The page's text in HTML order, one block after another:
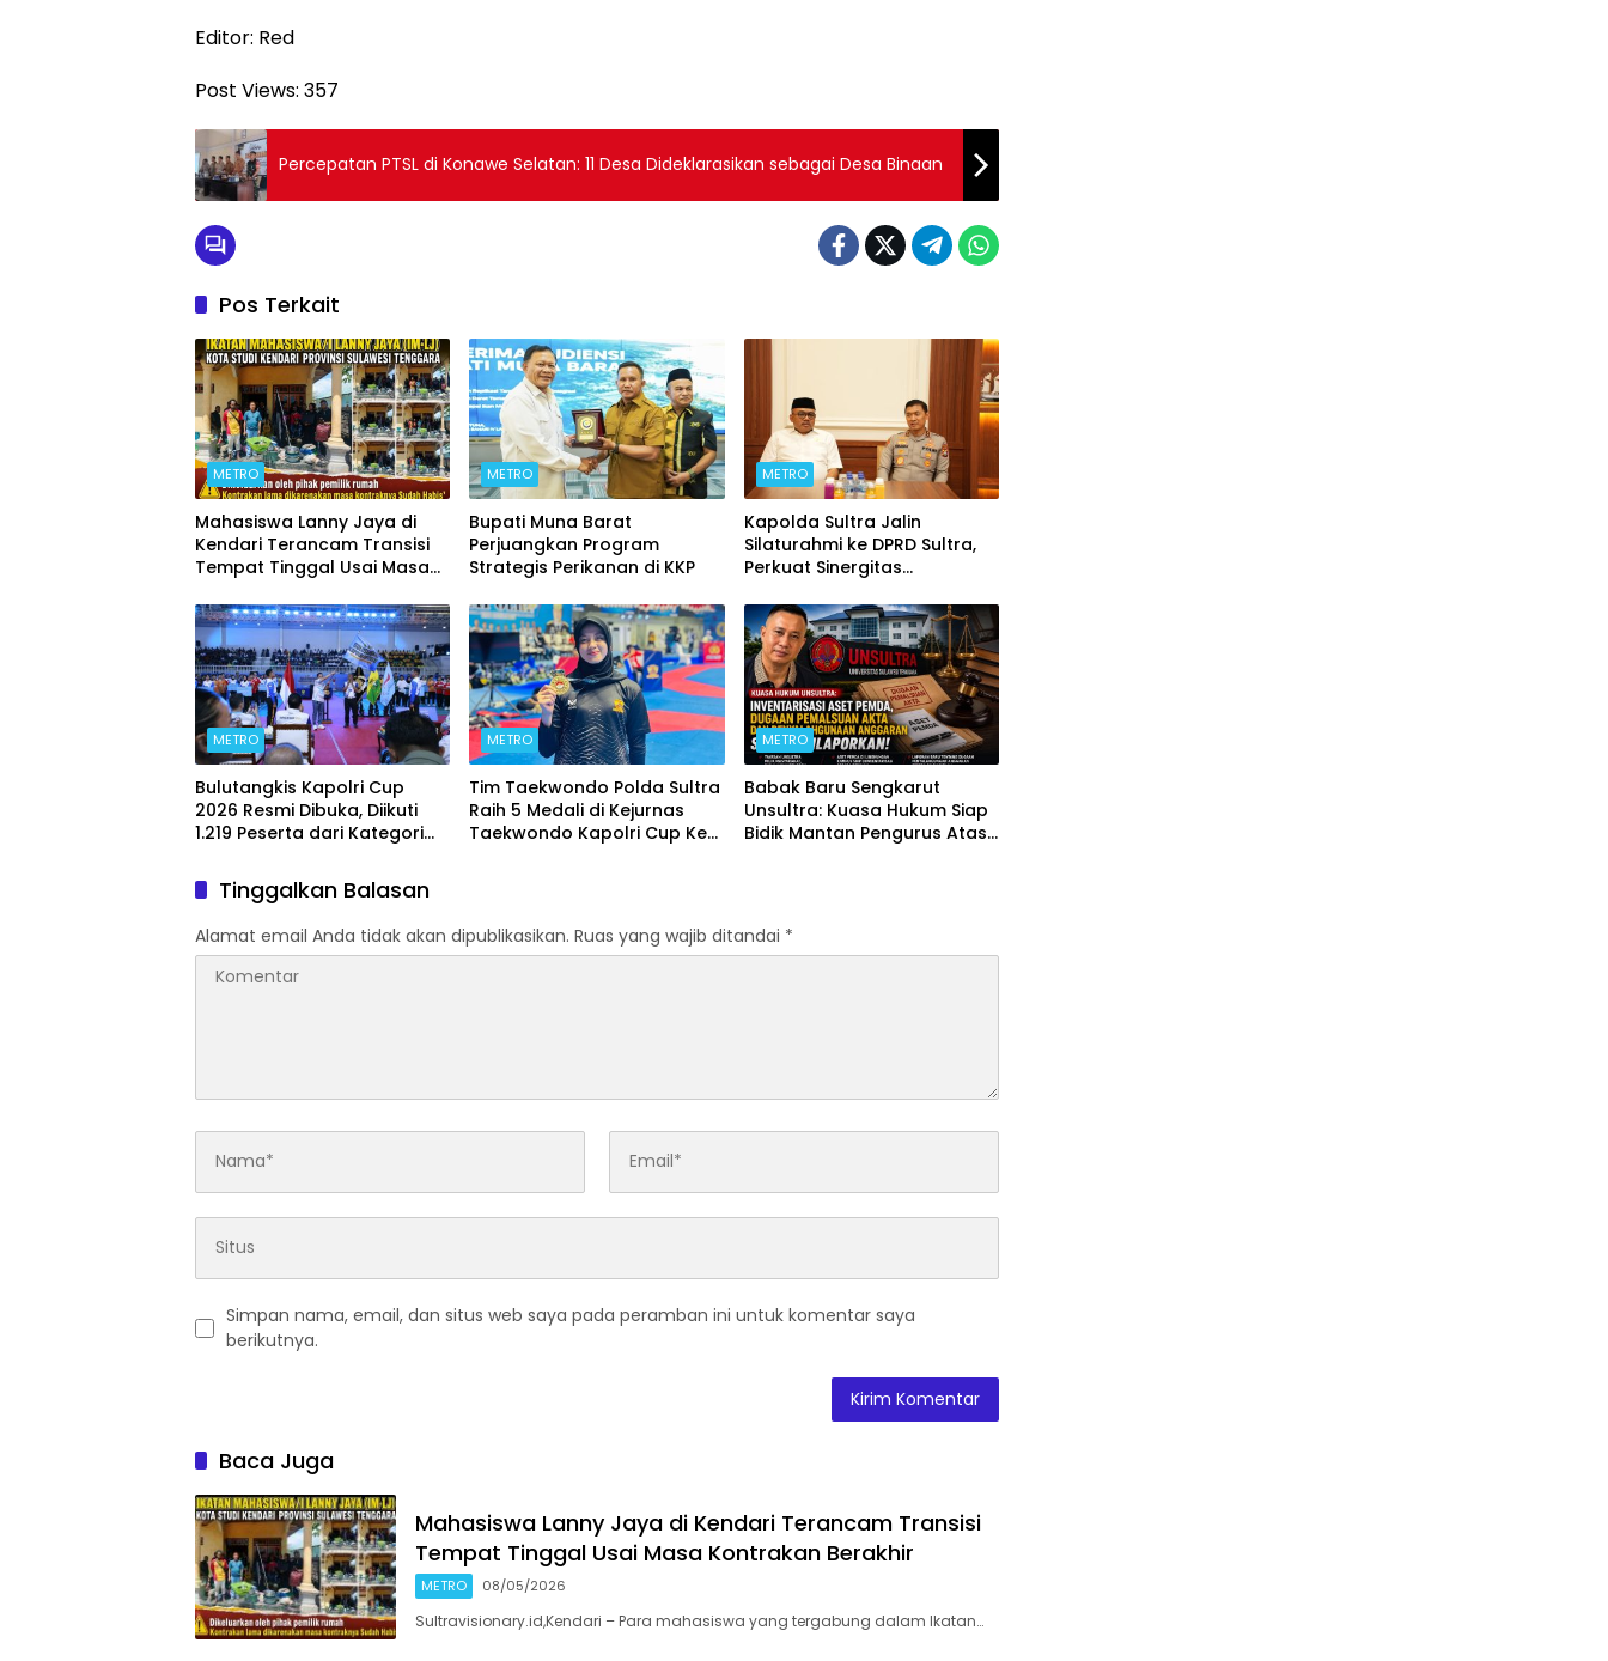
Editor: Red
Post Views: 357
Percepatan PTSL di Konawe Selatan: 11 Desa Dideklarasikan sebagai Desa Binaan
Pos Terkait
METRO
Mahasiswa Lanny Jaya di
Kendari Terancam Transisi
Tempat Tinggal Usai Masa
METRO
Bupati Muna Barat
Perjuangkan Program
Strategis Perikanan di KKP
METRO
Kapolda Sultra Jalin
Silaturahmi ke DPRD Sultra,
Perkuat Sinergitas
Daerah
METRO
Bulutangkis Kapolri Cup
2026 Resmi Dibuka, Diikuti
1.219 Peserta dari Kategori
METRO
Tim Taekwondo Polda Sultra
Raih 5 Medali di Kejurnas
Taekwondo Kapolri Cup Ke-
METRO
Babak Baru Sengkarut
Unsultra: Kuasa Hukum Siap
Bidik Mantan Pengurus Atas
Tinggalkan Balasan
Alamat email Anda tidak akan dipublikasikan. Ruas yang wajib ditandai *
Simpan nama, email, dan situs web saya pada peramban ini untuk komentar saya
berikutnya.
Baca Juga
Mahasiswa Lanny Jaya di Kendari Terancam Transisi
Tempat Tinggal Usai Masa Kontrakan Berakhir
METRO 08/05/2026
Sultravisionary.id,Kendari – Para mahasiswa yang tergabung dalam Ikatan…